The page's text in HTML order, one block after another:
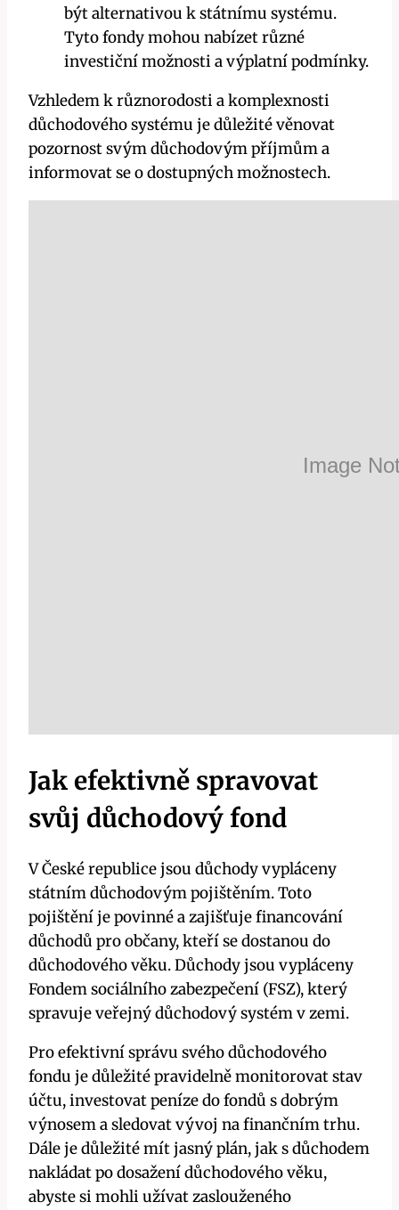
být alternativou k státnímu systému.
Tyto fondy mohou nabízet různé
investiční možnosti a výplatní podmínky.
Vzhledem k různorodosti a komplexnosti
důchodového systému je důležité věnovat
pozornost svým důchodovým příjmům a
informovat se o dostupných možnostech.
Jak efektivně spravovat
svůj důchodový fond
V České republice jsou důchody vypláceny
státním důchodovým pojištěním. Toto
pojištění je povinné a zajišťuje financování
důchodů pro občany, kteří se dostanou do
důchodového věku. Důchody jsou vypláceny
Fondem sociálního zabezpečení (FSZ), který
spravuje veřejný důchodový systém v zemi.
Pro efektivní správu svého důchodového
fondu je důležité pravidelně monitorovat stav
účtu, investovat peníze do fondů s dobrým
výnosem a sledovat vývoj na finančním trhu.
Dále je důležité mít jasný plán, jak s důchodem
nakládat po dosažení důchodového věku,
abyste si mohli užívat zaslouženého